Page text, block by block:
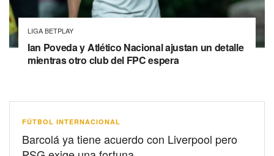
LIGA BETPLAY
Ian Poveda y Atlético Nacional ajustan un detalle
mientras otro club del FPC espera
FÚTBOL INTERNACIONAL
Barcolá ya tiene acuerdo con Liverpool pero